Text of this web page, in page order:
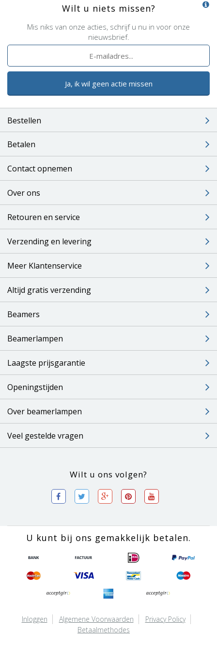
Wilt u niets missen?
Mis niks van onze acties, schrijf u nu in voor onze
nieuwsbrief.
Ja, ik wil geen actie missen
Bestellen
Betalen
Contact opnemen
Over ons
Retouren en service
Verzending en levering
Meer Klantenservice
Altijd gratis verzending
Beamers
Beamerlampen
Laagste prijsgarantie
Openingstijden
Over beamerlampen
Veel gestelde vragen
Wilt u ons volgen?
U kunt bij ons gemakkelijk betalen.
Inloggen Algemene Voorwaarden
Privacy Policy
Betaalmethodes